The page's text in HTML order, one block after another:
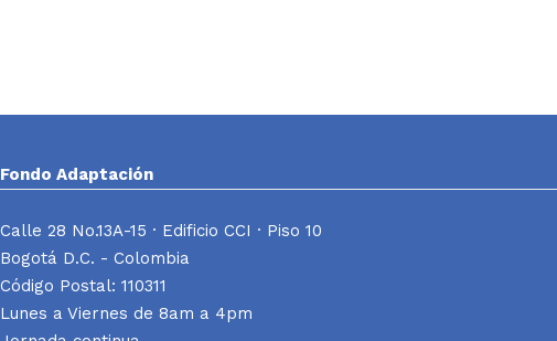
Fondo Adaptación
Calle 28 No.13A-15 · Edificio CCI · Piso 10
Bogotá D.C. - Colombia
Código Postal: 110311
Lunes a Viernes de 8am a 4pm